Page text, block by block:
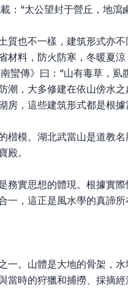
：“太公望封于營丘，地
質也不一樣，建筑形式亦
材料，防火防寒，冬暖夏
蠻傳》曰：“山有毒草，
潮，大多修建在依山傍水
房，這些建筑形式都是根據
楷模。湖北武當山是道教
殿。
務實思想的體現。根據實
一，這正是風水學的真諦所
一。山體是大地的骨架，
時的狩獵和捕撈、採摘經